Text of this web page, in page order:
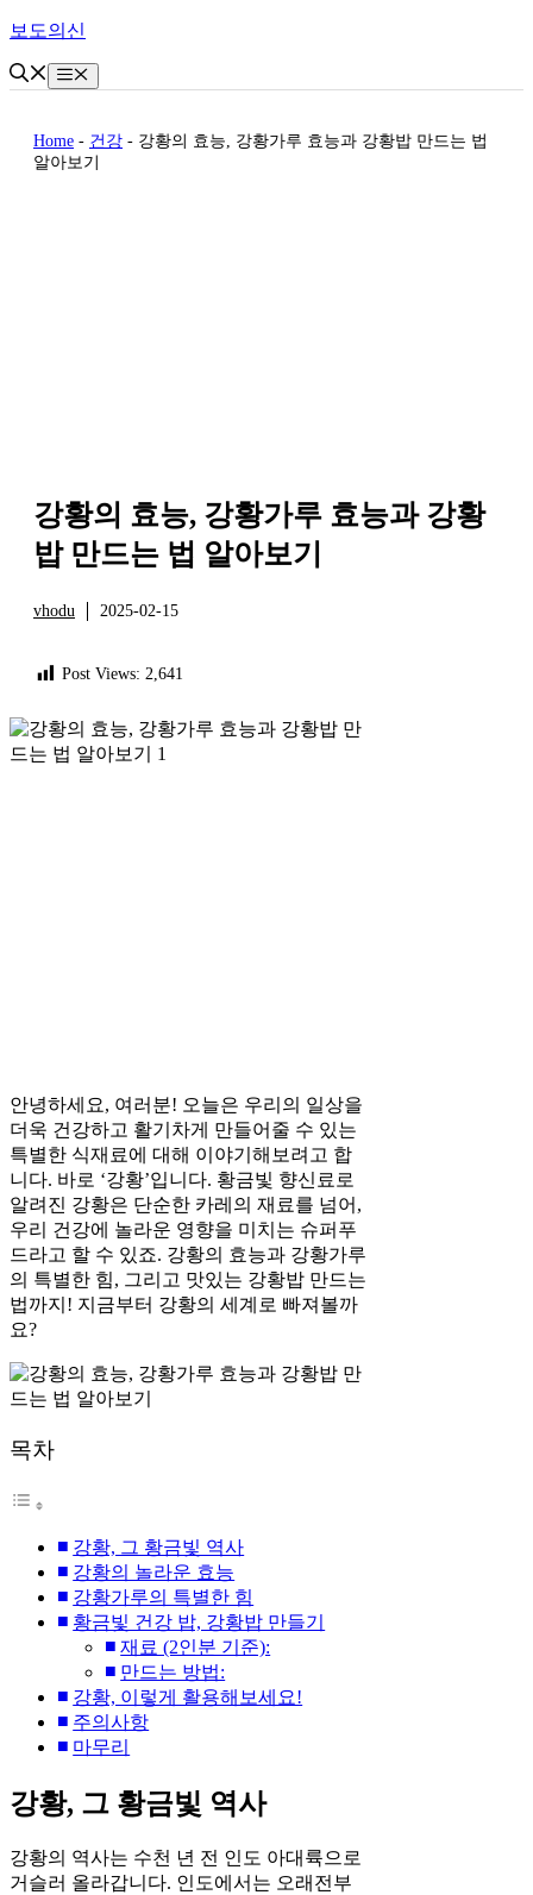
Skip
content
보도의신
Menu
Home - 건강 - 강황의 효능, 강황가루 효능과 강황밥 만드는 법
알아보기
강황의 효능, 강황가루 효능과 강황
밥 만드는 법 알아보기
vhodu 2025-02-15
Post Views: 2,641
안녕하세요, 여러분! 오늘은 우리의 일상을
더욱 건강하고 활기차게 만들어줄 수 있는
특별한 식재료에 대해 이야기해보려고 합
니다. 바로 ‘강황’입니다. 황금빛 향신료로
알려진 강황은 단순한 카레의 재료를 넘어,
우리 건강에 놀라운 영향을 미치는 슈퍼푸
드라고 할 수 있죠. 강황의 효능과 강황가루
의 특별한 힘, 그리고 맛있는 강황밥 만드는
법까지! 지금부터 강황의 세계로 빠져볼까
요?
목차
강황, 그 황금빛 역사
강황의 놀라운 효능
강황가루의 특별한 힘
황금빛 건강 밥, 강황밥 만들기
재료 (2인분 기준):
만드는 방법:
강황, 이렇게 활용해보세요!
주의사항
마무리
강황, 그 황금빛 역사
강황의 역사는 수천 년 전 인도 아대륙으로
거슬러 올라갑니다. 인도에서는 오래전부